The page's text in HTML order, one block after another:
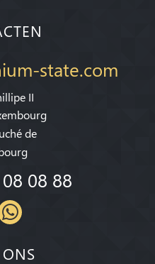
state.com
II
de
08 88